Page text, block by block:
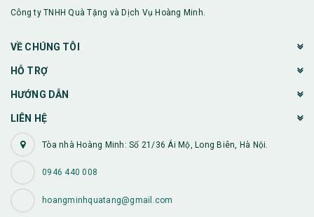
Công ty TNHH Quà Tặng và Dịch Vụ Hoàng Minh.
VỀ CHÚNG TÔI
HỖ TRỢ
HƯỚNG DẪN
LIÊN HỆ
Tòa nhà Hoàng Minh: Số 21/36 Ái Mộ, Long Biên, Hà Nội.
0946 440 008
hoangminhquatang@gmail.com